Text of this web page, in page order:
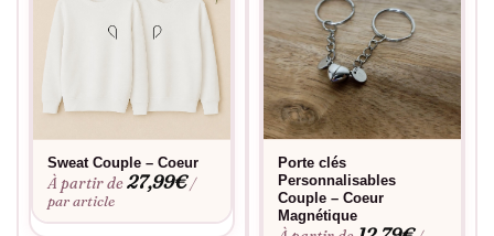
Fabriqué à la commande, floqué en France.
Sweat Couple – Coeur
À partir de27,99€ /
par article
Porte clés
Personnalisables
Couple – Coeur
Magnétique